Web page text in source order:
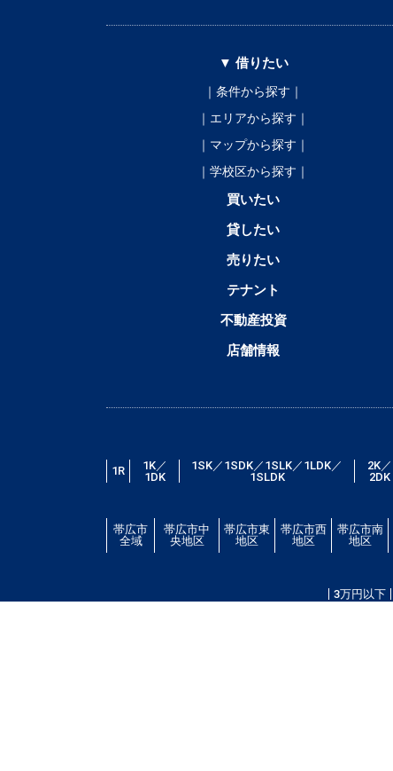
▼ 借りたい
｜条件から探す｜
｜エリアから探す｜
｜マップから探す｜
｜学校区から探す｜
買いたい
貸したい
売りたい
テナント
不動産投資
店舗情報
1R
1K／
1DK
1SK／1SDK／1SLK／1LDK／
1SLDK
2K／
2DK
帯広市
全域
帯広市中
央地区
帯広市東
地区
帯広市西
地区
帯広市南
地区
3万円以下